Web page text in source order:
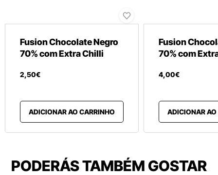
Fusion Chocolate Negro
70% com Extra Chilli
2,50€
ADICIONAR AO CARRINHO
Fusion
70% com
4,00€
ADICIONAR
PODERÁS TAMBÉM GOSTAR